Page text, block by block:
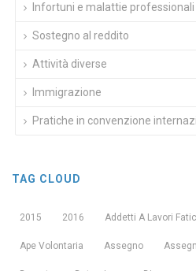
Infortuni e malattie professionali
Sostegno al reddito
Attività diverse
Immigrazione
Pratiche in convenzione
TAG CLOUD
2015 2016 Addetti A Lavori
Ape Volontaria Assegno